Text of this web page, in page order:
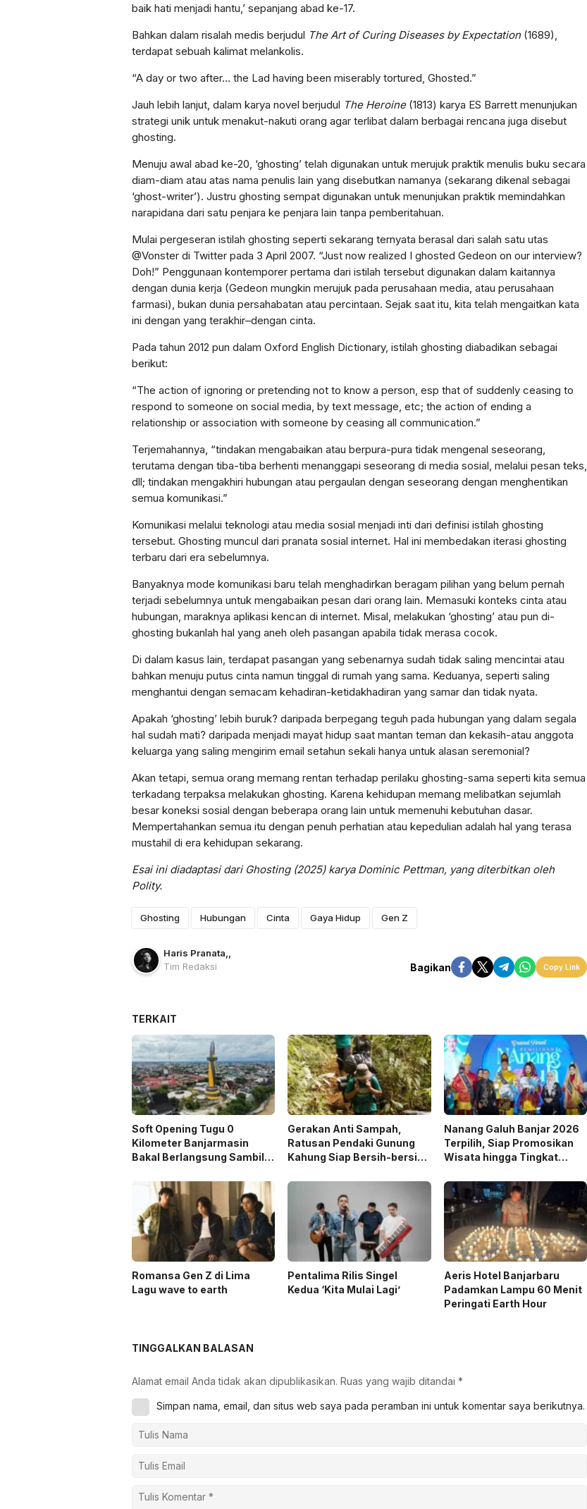
baik hati menjadi hantu,’ sepanjang abad ke-17.
Bahkan dalam risalah medis berjudul The Art of Curing Diseases by Expectation(1689),
terdapat sebuah kalimat melankolis.
“A day or two after… the Lad having been miserably tortured, Ghosted.”
Jauh lebih lanjut, dalam karya novel berjudul The Heroine(1813) karya ES Barrett menunjukan
strategi unik untuk menakut-nakuti orang agar terlibat dalam berbagai rencana juga disebut
ghosting.
Menuju awal abad ke-20, ‘ghosting’ telah digunakan untuk merujuk praktik menulis buku secara
diam-diam atau atas nama penulis lain yang disebutkan namanya (sekarang dikenal sebagai
‘ghost-writer’). Justru ghosting sempat digunakan untuk menunjukan praktik memindahkan
narapidana dari satu penjara ke penjara lain tanpa pemberitahuan.
Mulai pergeseran istilah ghosting seperti sekarang ternyata berasal dari salah satu utas
@Vonster di Twitter pada 3 April 2007. “Just now realized I ghosted Gedeon on our interview?
Doh!” Penggunaan kontemporer pertama dari istilah tersebut digunakan dalam kaitannya
dengan dunia kerja (Gedeon mungkin merujuk pada perusahaan media, atau perusahaan
farmasi), bukan dunia persahabatan atau percintaan. Sejak saat itu, kita telah mengaitkan kata
ini dengan yang terakhir–dengan cinta.
Pada tahun 2012 pun dalam Oxford English Dictionary, istilah ghosting diabadikan sebagai
berikut:
“The action of ignoring or pretending not to know a person, esp that of suddenly ceasing to
respond to someone on social media, by text message, etc; the action of ending a
relationship or association with someone by ceasing all communication.”
Terjemahannya, “tindakan mengabaikan atau berpura-pura tidak mengenal seseorang,
terutama dengan tiba-tiba berhenti menanggapi seseorang di media sosial, melalui pesan teks,
dll; tindakan mengakhiri hubungan atau pergaulan dengan seseorang dengan menghentikan
semua komunikasi.”
Komunikasi melalui teknologi atau media sosial menjadi inti dari definisi istilah ghosting
tersebut. Ghosting muncul dari pranata sosial internet. Hal ini membedakan iterasi ghosting
terbaru dari era sebelumnya.
Banyaknya mode komunikasi baru telah menghadirkan beragam pilihan yang belum pernah
terjadi sebelumnya untuk mengabaikan pesan dari orang lain. Memasuki konteks cinta atau
hubungan, maraknya aplikasi kencan di internet. Misal, melakukan ‘ghosting’ atau pun di-
ghosting bukanlah hal yang aneh oleh pasangan apabila tidak merasa cocok.
Di dalam kasus lain, terdapat pasangan yang sebenarnya sudah tidak saling mencintai atau
bahkan menuju putus cinta namun tinggal di rumah yang sama. Keduanya, seperti saling
menghantui dengan semacam kehadiran-ketidakhadiran yang samar dan tidak nyata.
Apakah ‘ghosting’ lebih buruk? daripada berpegang teguh pada hubungan yang dalam segala
hal sudah mati? daripada menjadi mayat hidup saat mantan teman dan kekasih-atau anggota
keluarga yang saling mengirim email setahun sekali hanya untuk alasan seremonial?
Akan tetapi, semua orang memang rentan terhadap perilaku ghosting-sama seperti kita semua
terkadang terpaksa melakukan ghosting. Karena kehidupan memang melibatkan sejumlah
besar koneksi sosial dengan beberapa orang lain untuk memenuhi kebutuhan dasar.
Mempertahankan semua itu dengan penuh perhatian atau kepedulian adalah hal yang terasa
mustahil di era kehidupan sekarang.
Esai ini diadaptasi dari Ghosting (2025) karya Dominic Pettman, yang diterbitkan oleh
Polity.
Ghosting Hubungan Cinta Gaya Hidup Gen Z
Haris Pranata,,
Tim Redaksi
Bagikan Copy Link
TERKAIT
Soft Opening Tugu 0
Kilometer Banjarmasin
Bakal Berlangsung Sambil
Gerakan Anti Sampah,
Ratusan Pendaki Gunung
Kahung Siap Bersih-bersih
Nanang Galuh Banjar 2026
Terpilih, Siap Promosikan
Wisata hingga Tingkat
Romansa Gen Z di Lima
Lagu wave to earth
Pentalima Rilis Singel
Kedua ‘Kita Mulai Lagi’
Aeris Hotel Banjarbaru
Padamkan Lampu 60 Menit
Peringati Earth Hour
TINGGALKAN BALASAN
Alamat email Anda tidak akan dipublikasikan. Ruas yang wajib ditandai *
Simpan nama, email, dan situs web saya pada peramban ini untuk komentar saya berikutnya.